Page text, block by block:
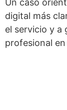
digital más
el servicio y a
profesional